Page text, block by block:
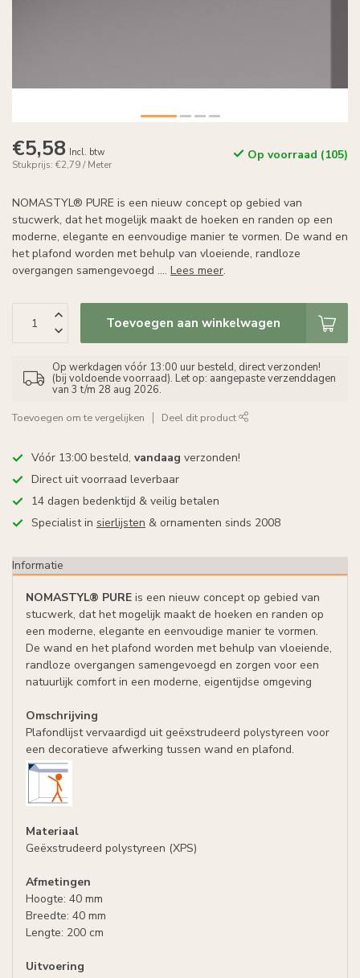
€5,58 Incl. btw
Stukprijs: €2,79 / Meter
Op voorraad (105)
NOMASTYL® PURE is een nieuw concept op gebied van
stucwerk, dat het mogelijk maakt de hoeken en randen op een
moderne, elegante en eenvoudige manier te vormen. De wand en
het plafond worden met behulp van vloeiende, randloze
overgangen samengevoegd .... Lees meer.
Toevoegen aan winkelwagen
Op werkdagen vóór 13:00 uur besteld, direct verzonden!
(bij voldoende voorraad). Let op: aangepaste verzenddagen
van 3 t/m 28 aug 2026.
Toevoegen om te vergelijken Deel dit product
Vóór 13:00 besteld, vandaag verzonden!
Direct uit voorraad leverbaar
14 dagen bedenktijd & veilig betalen
Specialist in sierlijsten & ornamenten sinds 2008
Informatie
NOMASTYL® PURE is een nieuw concept op gebied van
stucwerk, dat het mogelijk maakt de hoeken en randen op
een moderne, elegante en eenvoudige manier te vormen.
De wand en het plafond worden met behulp van vloeiende,
randloze overgangen samengevoegd en zorgen voor een
natuurlijk comfort in een moderne, eigentijdse omgeving
Omschrijving
Plafondlijst vervaardigd uitgeëxstrudeerd polystyreen voor
een decoratieve afwerking tussen wand en plafond.
Materiaal
Geëxstrudeerd polystyreen (XPS)
Afmetingen
Hoogte: 40 mm
Breedte: 40 mm
Lengte: 200 cm
Uitvoering